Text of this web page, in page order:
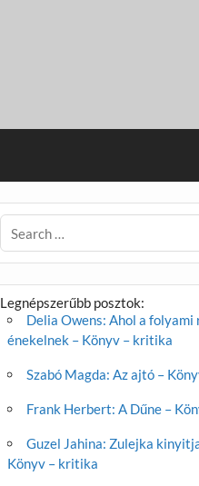
Legnépszerűbb posztok:
Delia Owens: Ahol a folyami
énekelnek – Könyv – kritika
Szabó Magda: Az ajtó –
Frank Herbert: A Dűne –
Guzel Jahina: Zulejka
Könyv – kritika